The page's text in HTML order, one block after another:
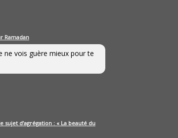
Ramadan
ne vois guère mieux pour te
sujet d’agrégation : « La beauté du